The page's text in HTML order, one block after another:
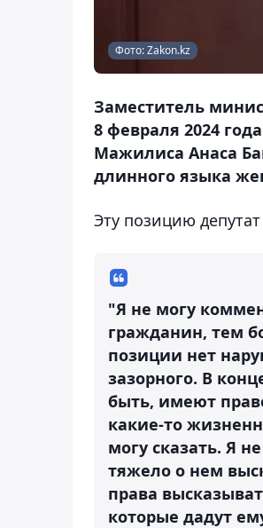
Фото: Zakon.kz
Заместитель
8 февраля 2024
Мажилиса Анаса
длинного языка
Эту позицию
"Я не могу
гражданин, тем
позиции нет
зазорного. В
быть, имеют
какие-то
могу сказать. Я
тяжело о нем
права
которые дадут